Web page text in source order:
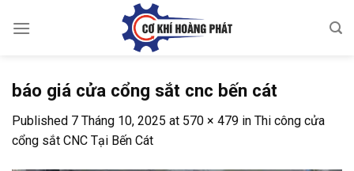
báo giá cửa cổng sắt cnc bến cát
Published 7 Tháng 10, 2025 at 570 × 479 in Thi công cửa
cổng sắt CNC Tại Bến Cát